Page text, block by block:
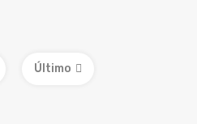
Último